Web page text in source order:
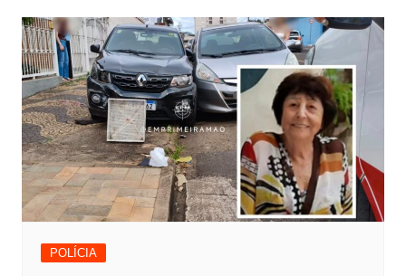
POLÍCIA